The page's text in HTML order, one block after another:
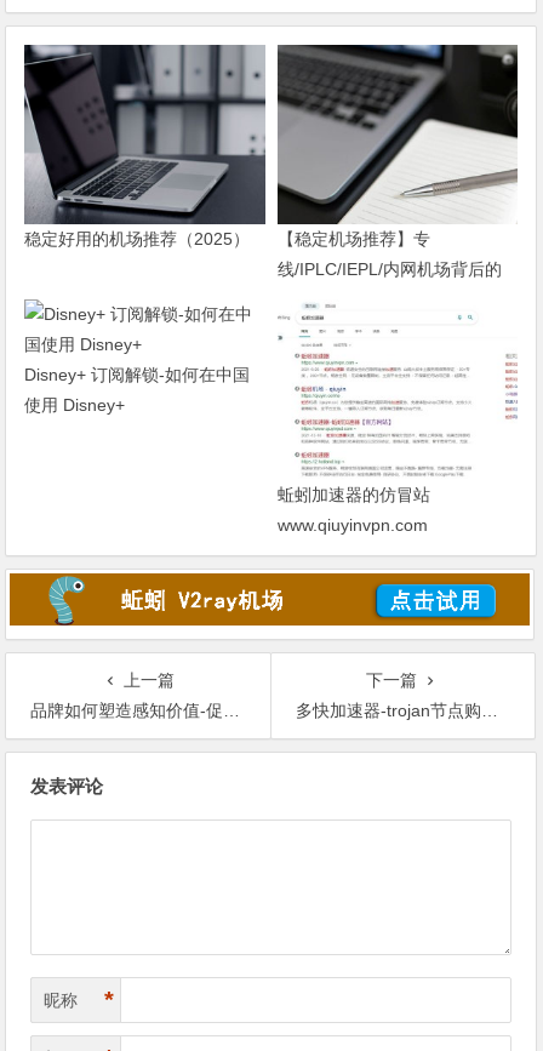
稳定好用的机场推荐（2025）
【稳定机场推荐】专
线/IPLC/IEPL/内网机场背后的
事情
Disney+ 订阅解锁-如何在中国
使用 Disney+
蚯蚓加速器的仿冒站
www.qiuyinvpn.com
上一篇
品牌如何塑造感知价值-促成购买的关键
下一篇
多快加速器-trojan节点购买-机场推荐
发表评论
昵称 *